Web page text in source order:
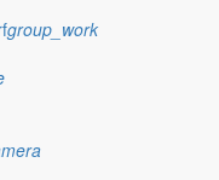
group_work